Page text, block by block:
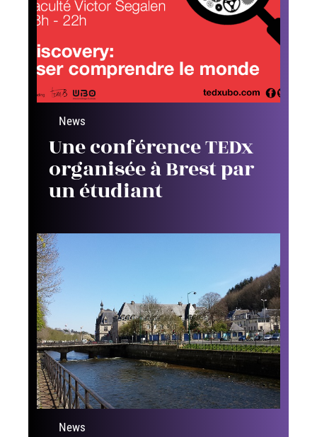
News
Une conférence TEDx
organisée à Brest par
un étudiant
News